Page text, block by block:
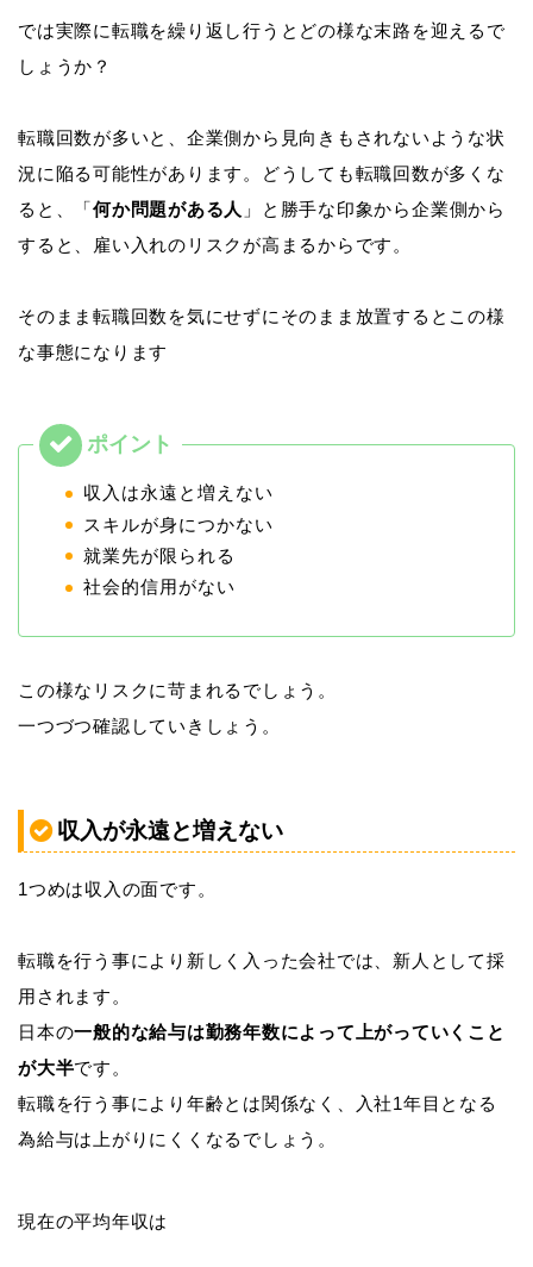
では実際に転職を繰り返し行うとどの様な末路を迎えるで
しょうか？
転職回数が多いと、企業側から見向きもされないような状
況に陥る可能性があります。どうしても転職回数が多くな
ると、「何か問題がある人 」と勝手な印象から企業側から
すると、雇い入れのリスクが高まるからです。
そのまま転職回数を気にせずにそのまま放置するとこの様
な事態になります
収入は永遠と増えない
スキルが身につかない
就業先が限られる
社会的信用がない
この様なリスクに苛まれるでしょう。
一つづつ確認していきしょう。
収入が永遠と増えない
1つめは収入の面です。
転職を行う事により新しく入った会社では、新人として採
用されます。
日本の一般的な給与は勤務年数によって上がっていくこと
が大半です。
転職を行う事により年齢とは関係なく、入社1年目となる
為給与は上がりにくくなるでしょう。
現在の平均年収は